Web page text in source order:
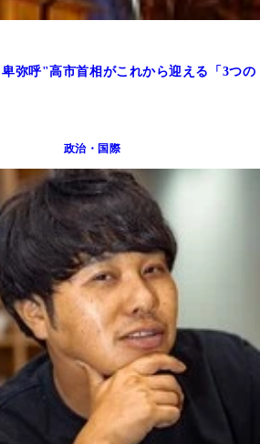
弥呼"高市首相がこれから迎える「3つの
政治・国際